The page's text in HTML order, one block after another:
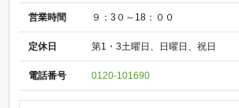
営業時間 ９：3０～18：００
定休日 第1・3土曜日、日曜日、祝日
電話番号 0120-101690